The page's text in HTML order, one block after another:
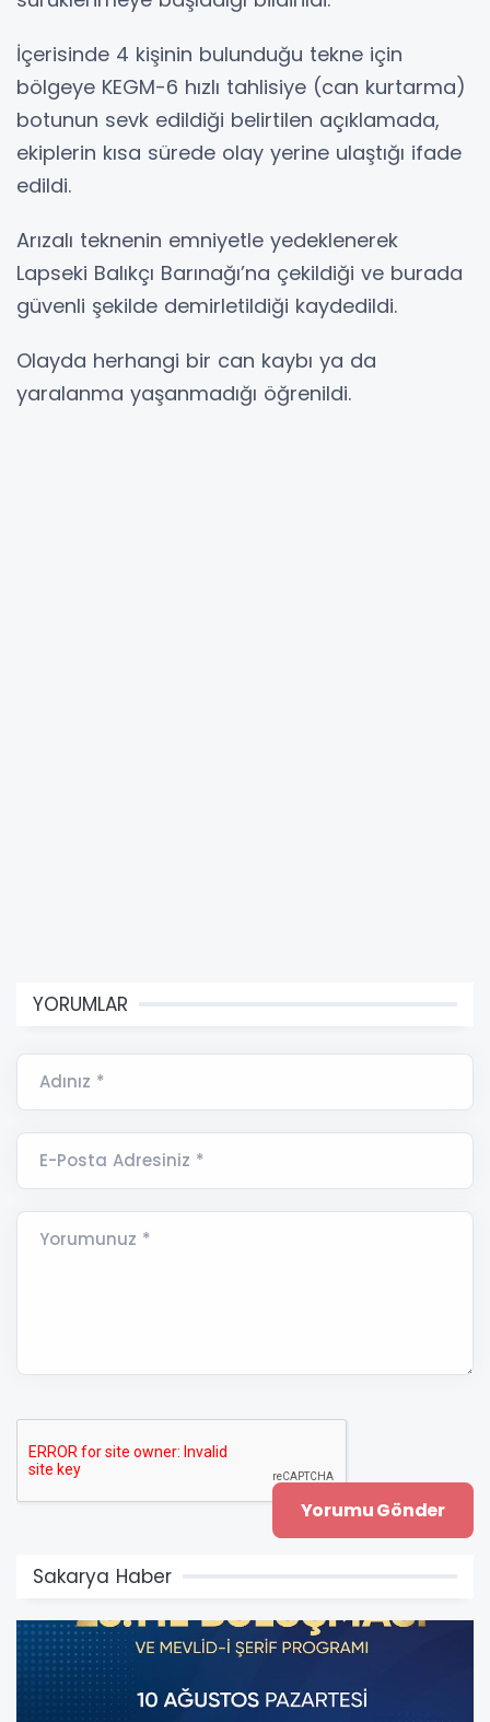
İçerisinde 4 kişinin bulunduğu tekne için
bölgeye KEGM-6 hızlı tahlisiye (can kurtarma)
botunun sevk edildiği belirtilen açıklamada,
ekiplerin kısa sürede olay yerine ulaştığı ifade
edildi.
Arızalı teknenin emniyetle yedeklenerek
Lapseki Balıkçı Barınağı’na çekildiği ve burada
güvenli şekilde demirletildiği kaydedildi.
Olayda herhangi bir can kaybı ya da
yaralanma yaşanmadığı öğrenildi.
YORUMLAR
Adınız *
E-Posta Adresiniz *
Yorumunuz *
Sakarya Haber